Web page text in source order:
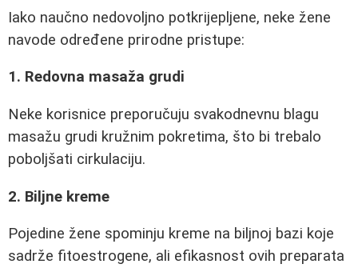
Iako naučno nedovoljno potkrijepljene, neke žene
navode određene prirodne pristupe:
1. Redovna masaža grudi
Neke korisnice preporučuju svakodnevnu blagu
masažu grudi kružnim pokretima, što bi trebalo
poboljšati cirkulaciju.
2. Biljne kreme
Pojedine žene spominju kreme na biljnoj bazi koje
sadrže fitoestrogene, ali efikasnost ovih preparata